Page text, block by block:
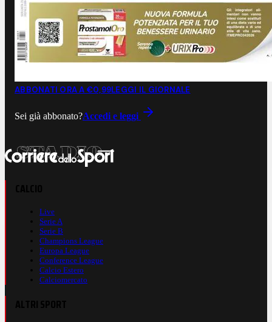
ABBONATI ORA A €0,99LEGGI IL GIORNALE
Sei già abbonato?Accedi e leggi
Live
Serie A
Serie B
Champions League
Europa League
Conference League
Calcio Estero
Calciomercato